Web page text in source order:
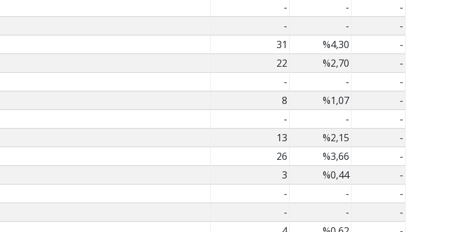
- -
-
- -
-
31 %4,30
-
22 %2,70
-
- -
-
8 %1,07
-
- -
-
13 %2,15
-
26 %3,66
-
3 %0,44
-
- -
-
- -
-